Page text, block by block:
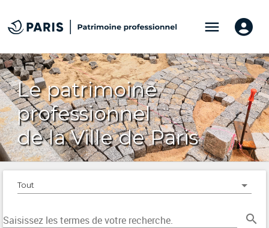
menu
Le patrimoine
professionnel
de la Ville de Paris
Tout
Saisissez les termes de votre recherche. search